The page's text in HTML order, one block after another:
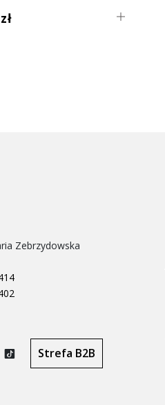
Zebrzydowska
TikTok
Strefa B2B